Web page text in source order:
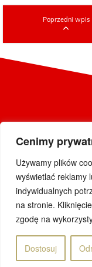
Cenimy
Używamy plików
wyświetlać reklamy
indywidualnych
na stronie.
zgodę na
Dostosuj
Poprzedni wpis
© 2019
Projekt i